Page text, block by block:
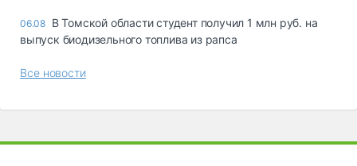
06.08 В Томской области студент получил 1 млн руб. на
выпуск биодизельного топлива из рапса
Все новости